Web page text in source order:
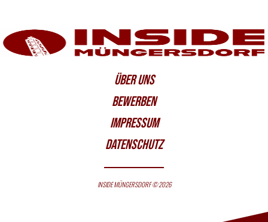
ÜBER UNS
BEWERBEN
IMPRESSUM
DATENSCHUTZ
INSIDE MÜNGERSDORF © 2026